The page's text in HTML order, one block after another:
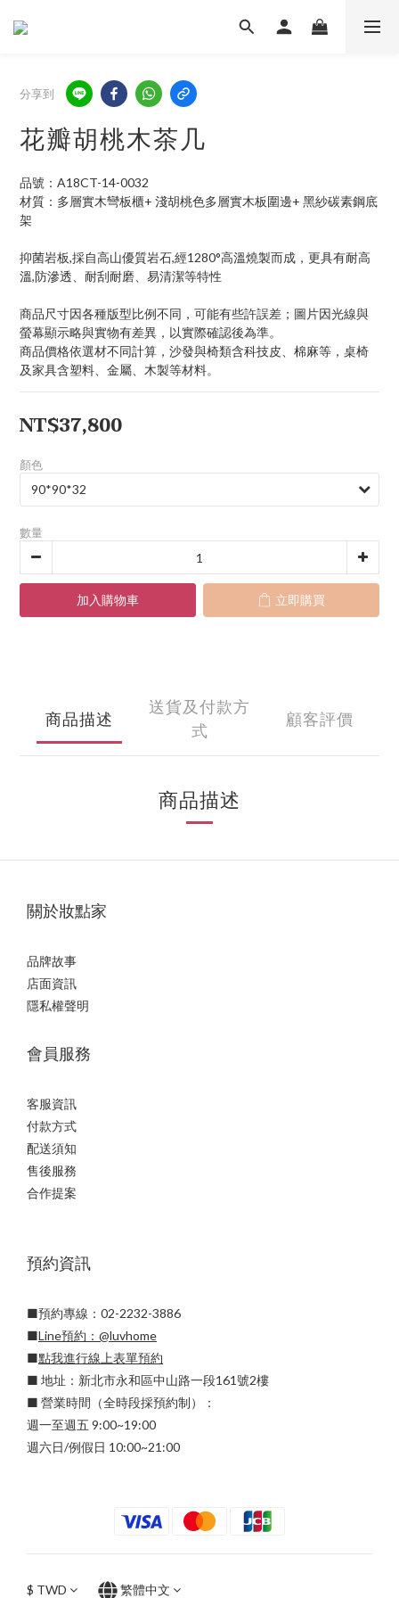
分享到
花瓣胡桃木茶几
品號：A18CT-14-0032
材質：多層實木彎板櫃+ 淺胡桃色多層實木板圍邊+ 黑紗碳素鋼底
架
抑菌岩板,採自高山優質岩石,經1280°高溫燒製而成，更具有耐高
溫,防滲透、耐刮耐磨、易清潔等特性
商品尺寸因各種版型比例不同，可能有些許誤差；圖片因光線與
螢幕顯示略與實物有差異，以實際確認後為準。
商品價格依選材不同計算，沙發與椅類含科技皮、棉麻等，桌椅
及家具含塑料、金屬、木製等材料。
NT$37,800
顏色
數量
加入購物車 立即購買
商品描述
送貨及付款方
式
顧客評價
商品描述
關於妝點家
品牌故事
店面資訊
隱私權聲明
會員服務
客服資訊
付款方式
配送須知
售後服務
合作提案
預約資訊
■預約專線：02-2232-3886
■Line預約： @luvhome
■點我進行線上表單預約
■ 地址：新北市永和區中山路一段161號2樓
■ 營業時間（全時段採預約制）：
週一至週五 9:00~19:00
週六日/例假日 10:00~21:00
$ TWD 繁體中文